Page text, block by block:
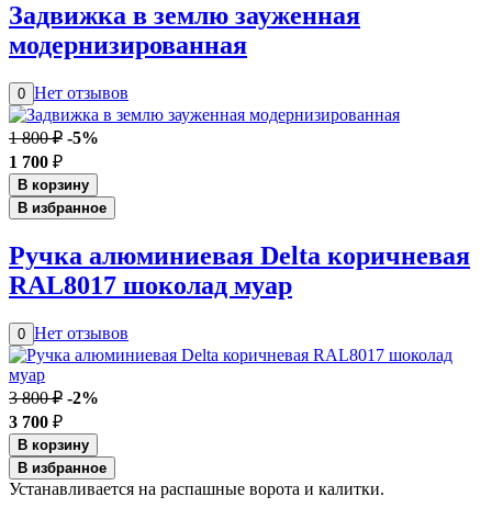
Задвижка в землю зауженная
модернизированная
0 Нет отзывов
1 800 ₽ -5%
1 700 ₽
В корзину
В избранное
Ручка алюминиевая Delta коричневая
RAL8017 шоколад муар
0 Нет отзывов
3 800 ₽ -2%
3 700 ₽
В корзину
В избранное
Устанавливается на распашные ворота и калитки.